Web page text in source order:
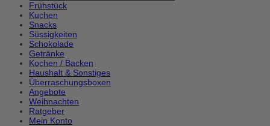
Frühstück
Kuchen
Snacks
Süssigkeiten
Schokolade
Getränke
Kochen / Backen
Haushalt & Sonstiges
Überraschungsboxen
Angebote
Weihnachten
Ratgeber
Mein Konto